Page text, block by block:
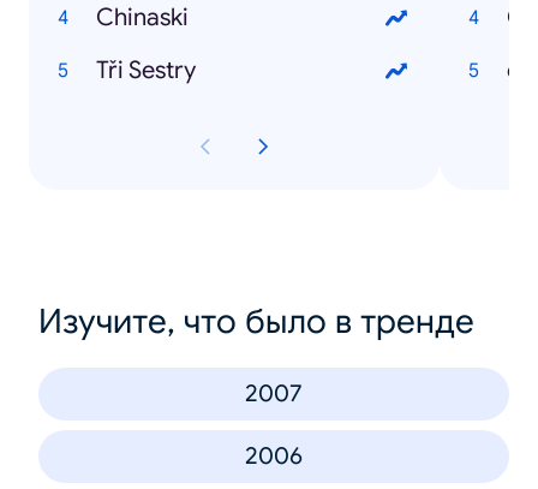
Chinaski
Tři Sestry
Изучите, что было в тренде
2007
2006